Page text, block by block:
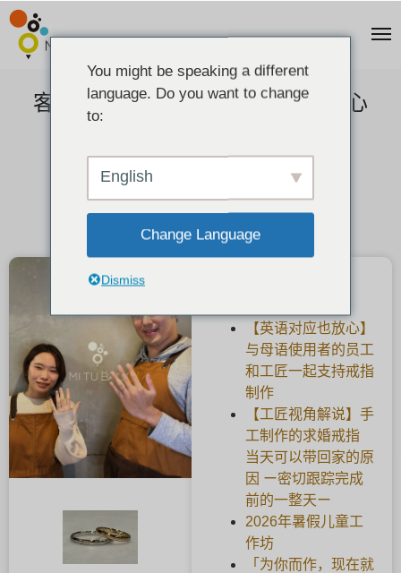
客户反馈] 手工制作的婚戒，有中心
【英语对应也放心】
与母语使用者的员工
和工匠一起支持戒指
制作
【工匠视角解说】手
工制作的求婚戒指
当天可以带回家的原
因 ー密切跟踪完成
前的一整天ー
2026年暑假儿童工
作坊
「为你而作，现在就
You might be speaking a different
language. Do you want to change
to:
English
Change Language
Dismiss